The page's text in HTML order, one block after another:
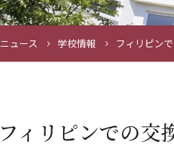
ニュース 学校情報 フィリピン
フィリピンでの交